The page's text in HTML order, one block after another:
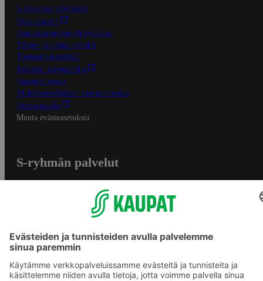
S-Business yrityksille
Oiva-raportit
Osuuskauppojen yhteystiedot
Tilaus- ja toimitusehdot
Tietosuojakäytäntö
Palvelun käyttöehdot
Saavutettavuus
Mobiilisovelluksen saavutettavuus
Mainostajalle
Muuta evästeasetuksia
S-ryhmän palvelut
S-ostoslista -sovellus
Prisma.fi
Sokos.fi
S-Pankki